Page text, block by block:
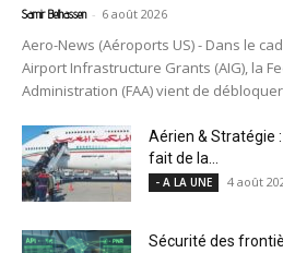
Samir Belhassen - 6 août 2026
Aero-News (Aéroports US) - Dans le
Airport Infrastructure Grants (AIG), la
Administration (FAA) vient de débloquer
Aérien & Stratégie
fait de la...
- A LA UNE 4 août
Sécurité des